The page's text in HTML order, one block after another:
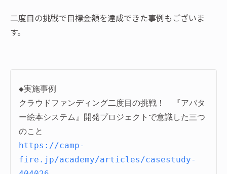
二度目の挑戦で目標金額を達成できた事例もございま
す。
◆実施事例
クラウドファンディング二度目の挑戦！　『アバタ
ー絵本システム』開発プロジェクトで意識した三つ
https://camp-
fire.jp/academy/articles/casestudy-